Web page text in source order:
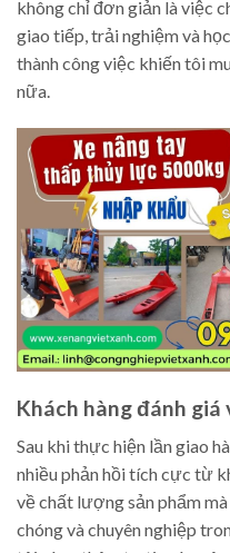
không chỉ đơn giản là việc
giao tiếp, trải nghiệm và
thành công việc khiến tôi
nữa.
Khách hàng đánh giá
Sau khi thực hiện lần giao
nhiều phản hồi tích cực từ
về chất lượng sản phẩm
chóng và chuyên nghiệp